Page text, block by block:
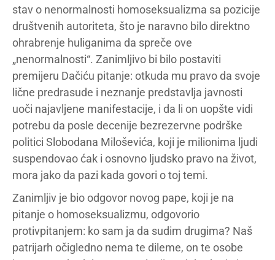
stav o nenormalnosti homoseksualizma sa pozicije
društvenih autoriteta, što je naravno bilo direktno
ohrabrenje huliganima da spreče ove
„nenormalnosti“. Zanimljivo bi bilo postaviti
premijeru Dačiću pitanje: otkuda mu pravo da svoje
lične predrasude i neznanje predstavlja javnosti
uoči najavljene manifestacije, i da li on uopšte vidi
potrebu da posle decenije bezrezervne podrške
politici Slobodana Miloševića, koji je milionima ljudi
suspendovao ćak i osnovno ljudsko pravo na život,
mora jako da pazi kada govori o toj temi.
Zanimljiv je bio odgovor novog pape, koji je na
pitanje o homoseksualizmu, odgovorio
protivpitanjem: ko sam ja da sudim drugima? Naš
patrijarh očigledno nema te dileme, on te osobe